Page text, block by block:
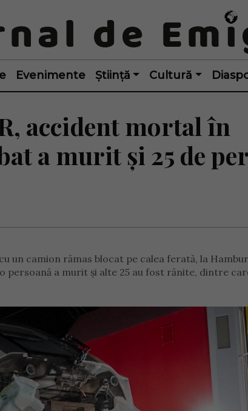
Evenimente Știință Cultură
accident mortal în
a murit și 25 de
un camion rămas blocat pe calea ferată, la
persoană a murit și alte 25 au fost rănite, dintre